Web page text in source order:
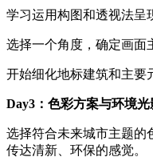
学习运用构图和透视法呈
选择一个角度，确定画面
开始细化地标建筑和主要
Day3：色彩方案与环境光
选择符合未来城市主题的
传达清新、环保的感觉。